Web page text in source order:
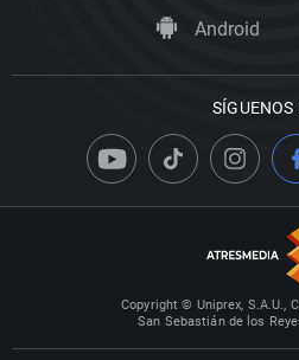
Android
SÍGUENOS
Copyright © Uniprex, S.A.U.,
San Sebastián de los